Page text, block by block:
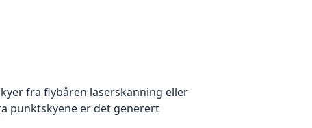
fra flybåren laserskanning eller
punktskyene er det generert